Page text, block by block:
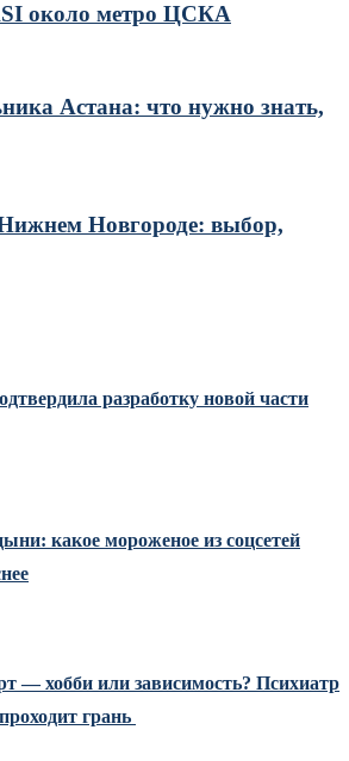
около метро ЦСКА
Астана: что нужно знать,
Новгороде: выбор,
разработку новой части
какое мороженое из соцсетей
— хобби или зависимость? Психиатр
грань